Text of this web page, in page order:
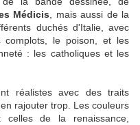
Médicis , mais aussi de la
duchés d'Italie, avec
complots, le poison, et les
: les catholiques et les
réalistes avec des traits
rajouter trop. Les couleurs
celles de la renaissance,